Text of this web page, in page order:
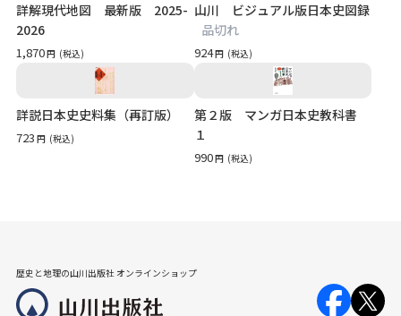
詳解現代地図 最新版 2025-
2026
1,870円 (税込)
山川 ビジュアル版日本史図録
品切れ
924円 (税込)
詳説日本史史料集（再訂版）
723 円 (税込)
第２版 マンガ日本史教科書
１
990円 (税込)
歴史と地理の山川出版社 オンラインショップ